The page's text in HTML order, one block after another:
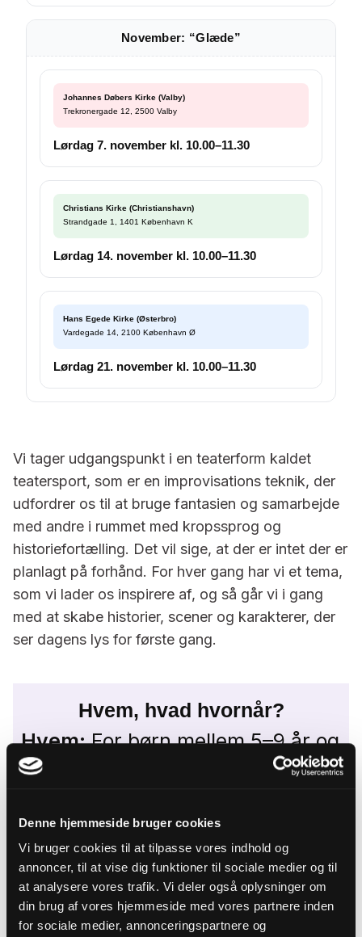
Denne hjemmeside bruger cookies
Vi bruger cookies til at tilpasse vores indhold og
annoncer, til at vise dig funktioner til sociale medier og til
at analysere vores trafik. Vi deler også oplysninger om
din brug af vores hjemmeside med vores partnere inden
for sociale medier, annonceringspartnere og
November: “Glæde”
Johannes Døbers Kirke (Valby)
Trekronergade 12, 2500 Valby
Lørdag 7. november kl. 10.00–11.30
Christians Kirke (Christianshavn)
Strandgade 1, 1401 København K
Lørdag 14. november kl. 10.00–11.30
Hans Egede Kirke (Østerbro)
Vardegade 14, 2100 København Ø
Lørdag 21. november kl. 10.00–11.30
Vi tager udgangspunkt i en teaterform kaldet
teatersport, som er en improvisations teknik, der
udfordrer os til at bruge fantasien og samarbejde
med andre i rummet med kropssprog og
historiefortælling. Det vil sige, at der er intet der er
planlagt på forhånd. For hver gang har vi et tema,
som vi lader os inspirere af, og så går vi i gang
med at skabe historier, scener og karakterer, der
ser dagens lys for første gang.
Hvem, hvad hvornår?
Hvem:For børn mellem 5–9 år og
deres voksne.
deltage, og man møder bare op
på dagen.
Hvornår:En lørdag om måneden
Hvor:TeaterLeg finder sted i tre